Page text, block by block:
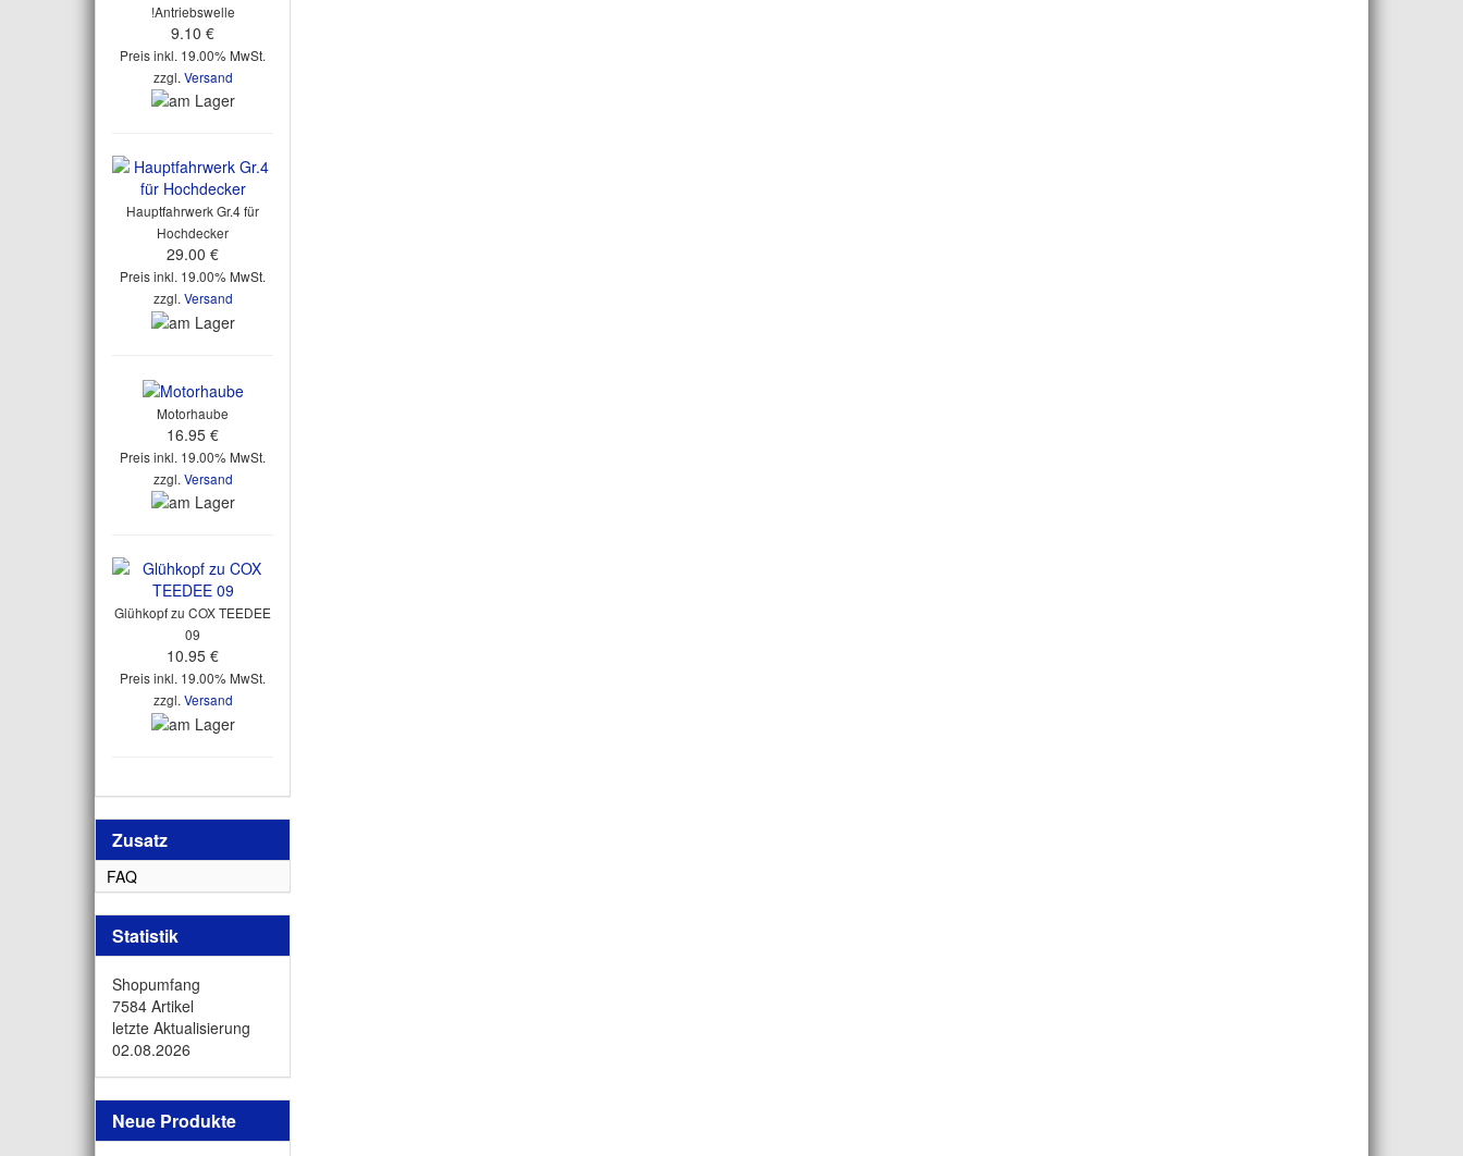
!Antriebswelle
9.10 €
Preis inkl. 19.00% MwSt.
zzgl. Versand
Hauptfahrwerk Gr.4 für
Hochdecker
29.00 €
Preis inkl. 19.00% MwSt.
zzgl. Versand
Motorhaube
16.95 €
Preis inkl. 19.00% MwSt.
zzgl. Versand
Glühkopf zu COX TEEDEE
09
10.95 €
Preis inkl. 19.00% MwSt.
zzgl. Versand
Zusatz
FAQ
Statistik
Shopumfang
7584 Artikel
letzte Aktualisierung
02.08.2026
Neue Produkte